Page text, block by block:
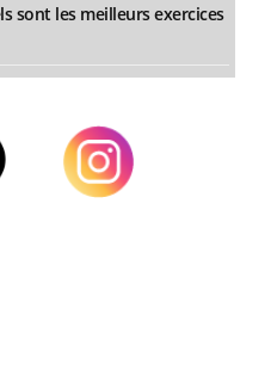
sont les meilleurs exercices